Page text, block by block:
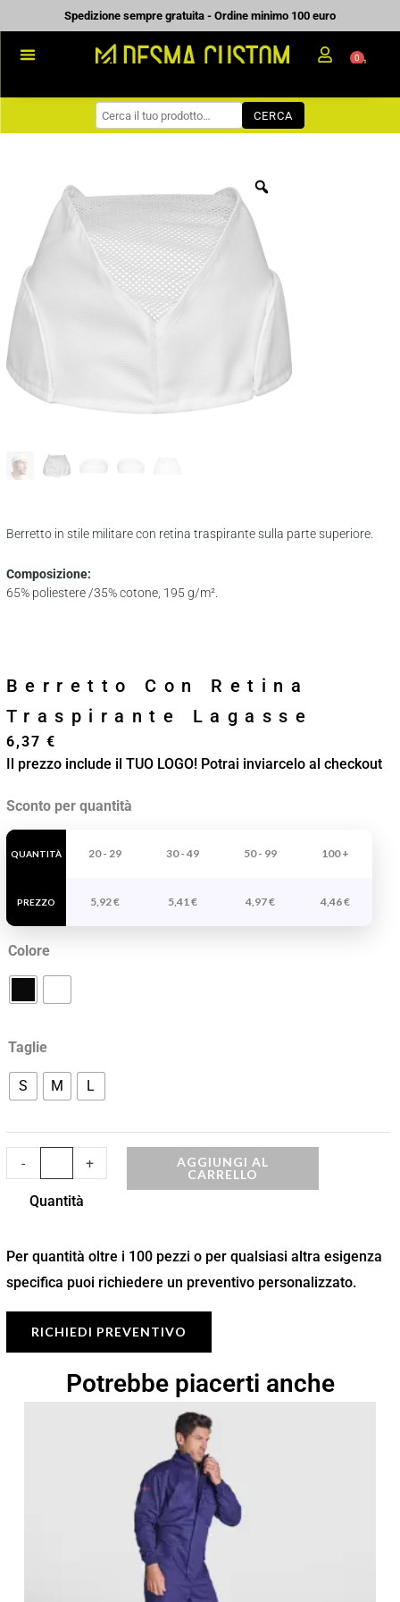
al
contenuto
Spedizione sempre gratuita - Ordine minimo 100 euro
WORKWEAR
PREVENTIVI
CHI SIAMO
BLOG
CONTATTI
0
CERCA
Berretto in stile militare con retina traspirante sulla parte superiore.
Composizione:
65% poliestere /35% cotone, 195 g/m².
Berretto Con Retina
Traspirante Lagasse
6,37 €
Il prezzo include il TUO LOGO! Potrai inviarcelo al checkout
Sconto per quantità
QUANTITÀ
PREZZO
20 - 29 30 - 49 50 - 99 100 +
5,92€ 5,41€ 4,97€ 4,46€
Colore
Taglie
S M L
-
Berretto
Con
Retina
Lagasse
quantità
+
AGGIUNGI AL
CARRELLO
Quantità
Per quantità oltre i 100 pezzi o per qualsiasi altra esigenza
specifica puoi richiedere un preventivo personalizzato.
RICHIEDI PREVENTIVO
Potrebbe piacerti anche
a
85,05 €